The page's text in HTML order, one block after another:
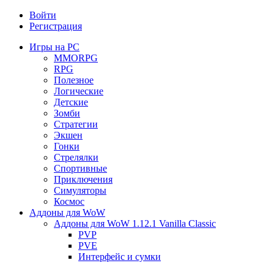
Войти
Регистрация
Игры на PC
MMORPG
RPG
Полезное
Логические
Детские
Зомби
Стратегии
Экшен
Гонки
Стрелялки
Спортивные
Приключения
Симуляторы
Космос
Аддоны для WoW
Аддоны для WoW 1.12.1 Vanilla Classic
PVP
PVE
Интерфейс и сумки